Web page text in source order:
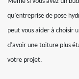
qu’entreprise de pose
peut vous aider à choisir
d’avoir une toiture plus
votre projet.